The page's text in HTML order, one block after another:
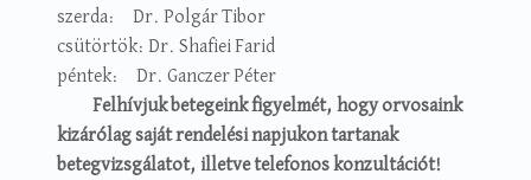
szerda: Dr. Polgár Tibor
csütörtök: Dr. Shafiei Farid
péntek: Dr. Ganczer Péter
Felhívjuk betegeink figyelmét, hogy orvosaink
kizárólag saját rendelési napjukon tartanak
betegvizsgálatot, illetve telefonos konzultációt!